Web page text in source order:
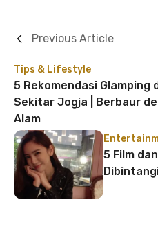
Tips & Lifestyle
5 Rekomendasi Glamping
Sekitar Jogja | Berbaur
Alam
Previous Article
5 Film